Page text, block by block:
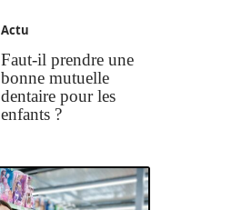
Actu
Faut-il prendre une
bonne mutuelle
dentaire pour les
enfants ?